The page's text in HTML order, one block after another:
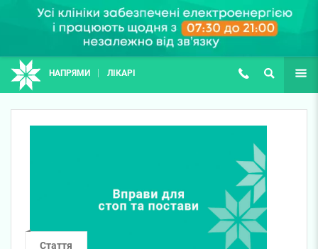
НАПРЯМИ ЛІКАРІ (067) 127-03-03
ПОШУК ЩЕ
Стаття